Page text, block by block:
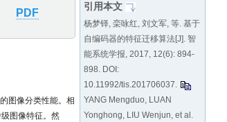
引用本文
杨梦铎, 栾咏红, 刘文军, 等. 基于
自编码器的特征迁移算法[J]. 智
能系统学报, 2017, 12(6): 894-
898. DOI:
10.11992/tis.201706037.
YANG Mengduo, LUAN
Yonghong, LIU Wenjun, et al.
PDF
图像分类性能。相
图像特征。然